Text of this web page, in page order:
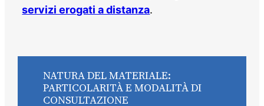
servizi erogati a distanza.
NATURA DEL MATERIALE:
PARTICOLARITÀ E MODALITÀ DI
CONSULTAZIONE